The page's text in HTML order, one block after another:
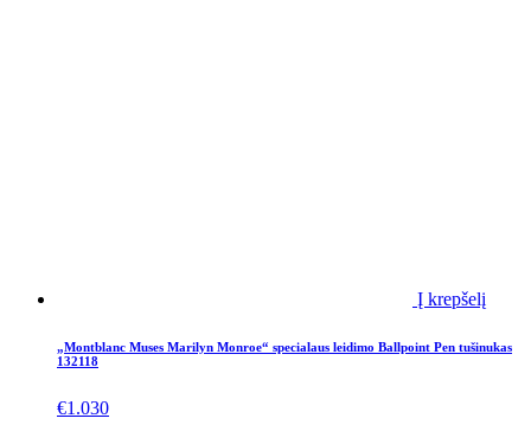
Į krepšelį
„Montblanc Muses Marilyn Monroe“ specialaus leidimo Ballpoint Pen tušinukas
132118
€1.030